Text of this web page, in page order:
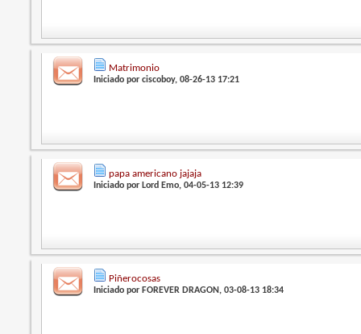
Matrimonio
Iniciado porciscoboy, 08-26-13 17:21
papa americano jajaja
Iniciado por Lord Emo, 04-05-13 12:39
Piñerocosas
Iniciado por FOREVER DRAGON, 03-08-13 18:34